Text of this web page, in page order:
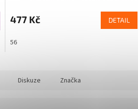
477 Kč DETAIL
56
Diskuze Značka